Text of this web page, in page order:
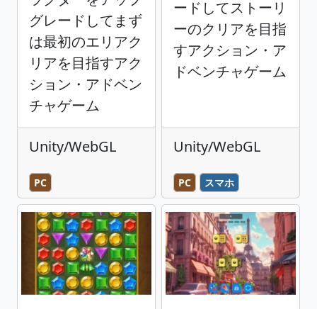
グレードしてまず
は最初のエリアク
リアを目指すアク
ション・アドベン
チャゲーム
Unity/WebGL
PC
ードしてストーリ
ーのクリアを目指
すアクション・ア
ドベンチャゲーム
Unity/WebGL
PC スマホ